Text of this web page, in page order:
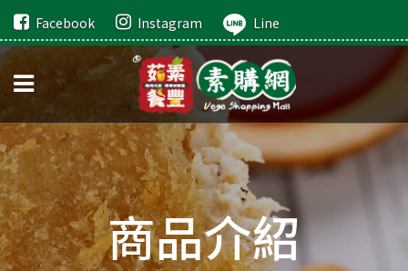
Facebook Instagram Line
商品介紹